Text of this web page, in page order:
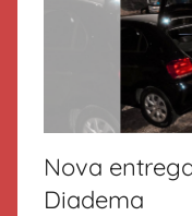
Nova
Diadema